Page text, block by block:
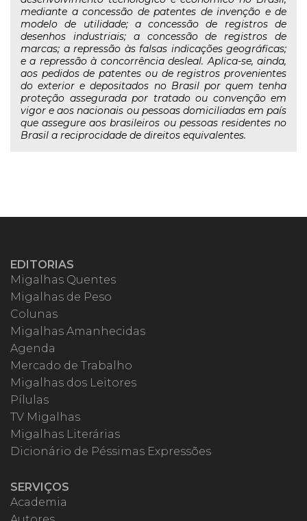
mediante a concessão de patentes de invenção e de
modelo de utilidade; a concessão de registros de
desenhos industriais; a concessão de registros de
marcas; a repressão às falsas indicações geográficas;
e a repressão à concorrência desleal. Aplica-se, ainda,
aos pedidos de patentes ou de registros provenientes
do exterior e depositados no Brasil por quem tenha
proteção assegurada por tratado ou convenção em
vigor e aos nacionais ou pessoas domiciliadas em país
que assegure aos brasileiros ou pessoas residentes no
Brasil a reciprocidade de direitos equivalentes.
EDITORIAS
Migalhas Quentes
Migalhas de Peso
Colunas
Migalhas Amanhecidas
Agenda
Mercado de Trabalho
Migalhas dos Leitores
Pílulas
TV Migalhas
Migalhas Literárias
Dicionário de Péssimas Expressões
SERVIÇOS
Academia